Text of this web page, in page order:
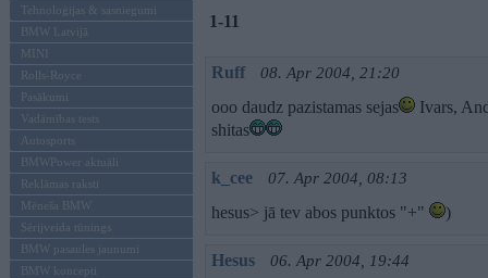
Tehnoloģijas & sasniegumi
BMW Latvijā
MINI
Rolls-Royce
Pasākumi
Vadāmības tests
Autosports
BMWPower aktuāli
Reklāmas raksti
Mēneša BMW
Sērijveida tūnings
BMW pasaules jaunumi
BMW koncepti
1-11
Ruff 08. Apr 2004, 21:20
ooo daudz pazistamas sejas
Ivars,
shitas
k_cee 07. Apr 2004, 08:13
hesus> jā tev abos punktos "+" )
Hesus 06. Apr 2004, 19:44